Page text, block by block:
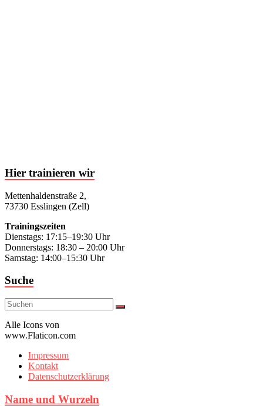
Hier trainieren wir
Mettenhaldenstraße 2,
73730 Esslingen (Zell)
Trainingszeiten
Dienstags: 17:15–19:30 Uhr
Donnerstags: 18:30 – 20:00 Uhr
Samstag: 14:00–15:30 Uhr
Suche
Alle Icons von
www.Flaticon.com
Impressum
Kontakt
Datenschutzerklärung
Name und Wurzeln